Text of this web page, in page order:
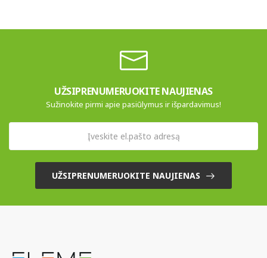
UŽSIPRENUMERUOKITE NAUJIENAS
Sužinokite pirmi apie pasiūlymus ir išpardavimus!
UŽSIPRENUMERUOKITE NAUJIENAS